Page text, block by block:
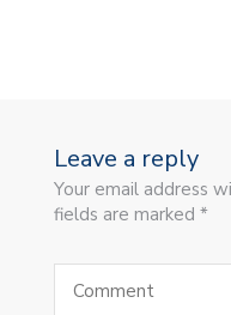
Leave a reply
Your email address
fields are marked *